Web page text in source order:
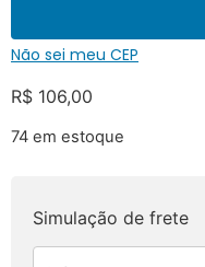
Não sei meu CEP
R$ 106,00
74 em estoque
Simulação de frete